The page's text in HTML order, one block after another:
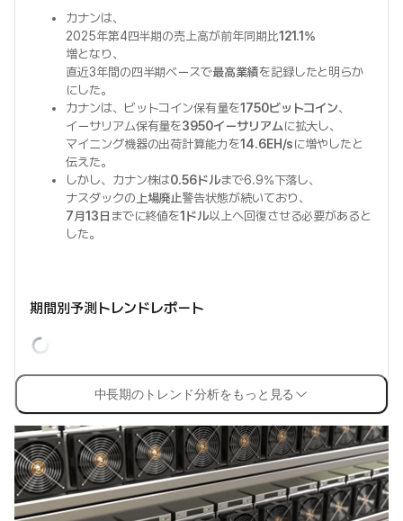
カナンは、
2025年第4四半期の売上高が前年同期比121.1%
増となり、
直近3年間の四半期ベースで最高業績を記録したと明らか
にした。
カナンは、ビットコイン保有量を1750ビットコイン、
イーサリアム保有量を3950イーサリアムに拡大し、
マイニング機器の出荷計算能力を14.6EH/sに増やしたと
伝えた。
しかし、カナン株は0.56ドルまで6.9%下落し、
ナスダックの 上場廃止警告状態が続いており、
7月13日までに終値を1ドル以上へ回復させる必要があると
した。
期間別予測トレンドレポート
中長期のトレンド分析をもっと見る